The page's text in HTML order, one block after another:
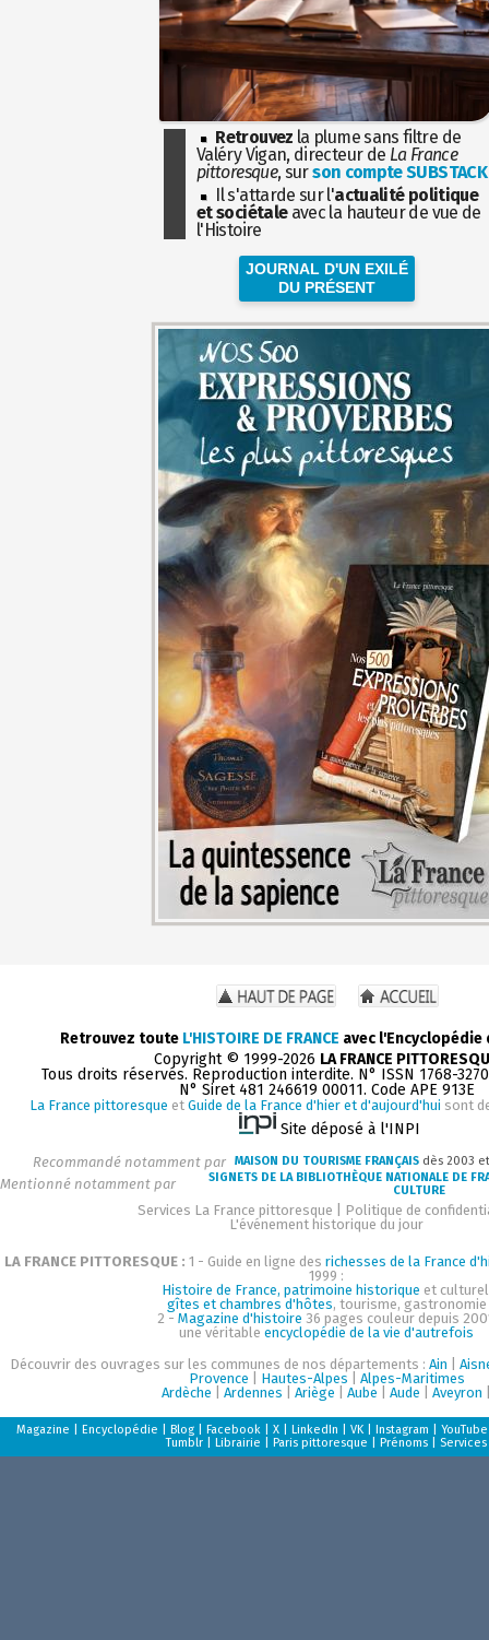
Retrouvez la plume sans filtre de
Valéry Vigan, directeur de La France
pittoresque, surson compte SUBSTACK
Il s'attarde sur l'actualité politique
et sociétaleavec la hauteur de vue de
l'Histoire
JOURNAL D'UN EXILÉ
DU PRÉSENT
Retrouvez toute L'HISTOIRE DE FRANCE avec
Copyright © 1999-2026 LA FRANCE
Tous droits réservés. Reproduction interdite. N° ISSN 1768-
N° Siret 481 246619 00011. Code APE 913E
La France pittoresque et Guide de la France d'hier et d'aujourd'hui sont
Site déposé à l'INPI
Recommandé notamment par MAISON DU TOURISME FRANÇAIS dès 2003
Mentionné notamment par
SIGNETS DE LA BIBLIOTHÈQUE NATIONALE DE
CULTURE
Services La France pittoresque
Politique de
L'événement historique du jour
LA FRANCE PITTORESQUE : 1 - Guide en ligne des richesses de la France
1999 :
Histoire de France, patrimoine historique et
gîtes et chambres d'hôtes, tourisme, gastronomie
2 - Magazine d'histoire 36 pages couleur depuis
une véritableencyclopédie de la vie d'autrefois
Découvrir des ouvrages sur les communes de nos départements :Ain |
Provence
Hautes-Alpes
Alpes-Maritimes
Ardèche |Ardennes |Ariège |Aube |Aude |Aveyron
Magazine |Encyclopédie |Blog |Facebook |X |LinkedIn |VK |Instagram |YouTube
Tumblr |Librairie |Paris pittoresque |Prénoms Services